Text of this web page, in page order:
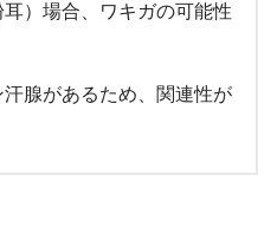
）場合、ワキガの可能性
腺があるため、関連性が